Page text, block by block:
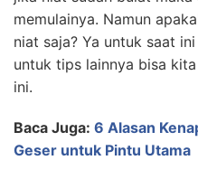
memulainya. Namun
niat saja? Ya untuk saat
untuk tips lainnya bisa
ini.
Baca Juga: 6 Alasan
Geser untuk Pintu Utama